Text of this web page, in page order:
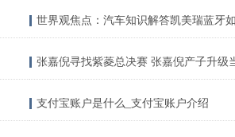
支付宝账户是什么_支付宝账户介绍